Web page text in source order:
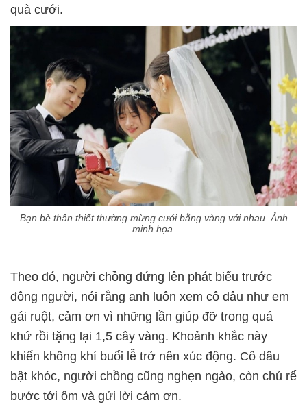
quà cưới.
Bạn bè thân thiết thường mừng cưới bằng vàng với nhau. Ảnh
minh họa.
Theo đó, người chồng đứng lên phát biểu trước
đông người, nói rằng anh luôn xem cô dâu như em
gái ruột, cảm ơn vì những lần giúp đỡ trong quá
khứ rồi tặng lại 1,5 cây vàng. Khoảnh khắc này
khiến không khí buổi lễ trở nên xúc động. Cô dâu
bật khóc, người chồng cũng nghẹn ngào, còn chú rể
bước tới ôm và gửi lời cảm ơn.